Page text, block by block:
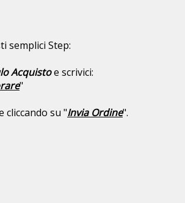
semplici Step:
Acquistoe scrivici:
"
cliccando su "Invia Ordine".